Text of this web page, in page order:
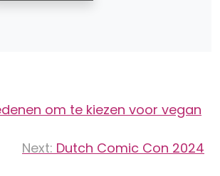
om te kiezen voor vegan
Next: Dutch Comic Con 2024